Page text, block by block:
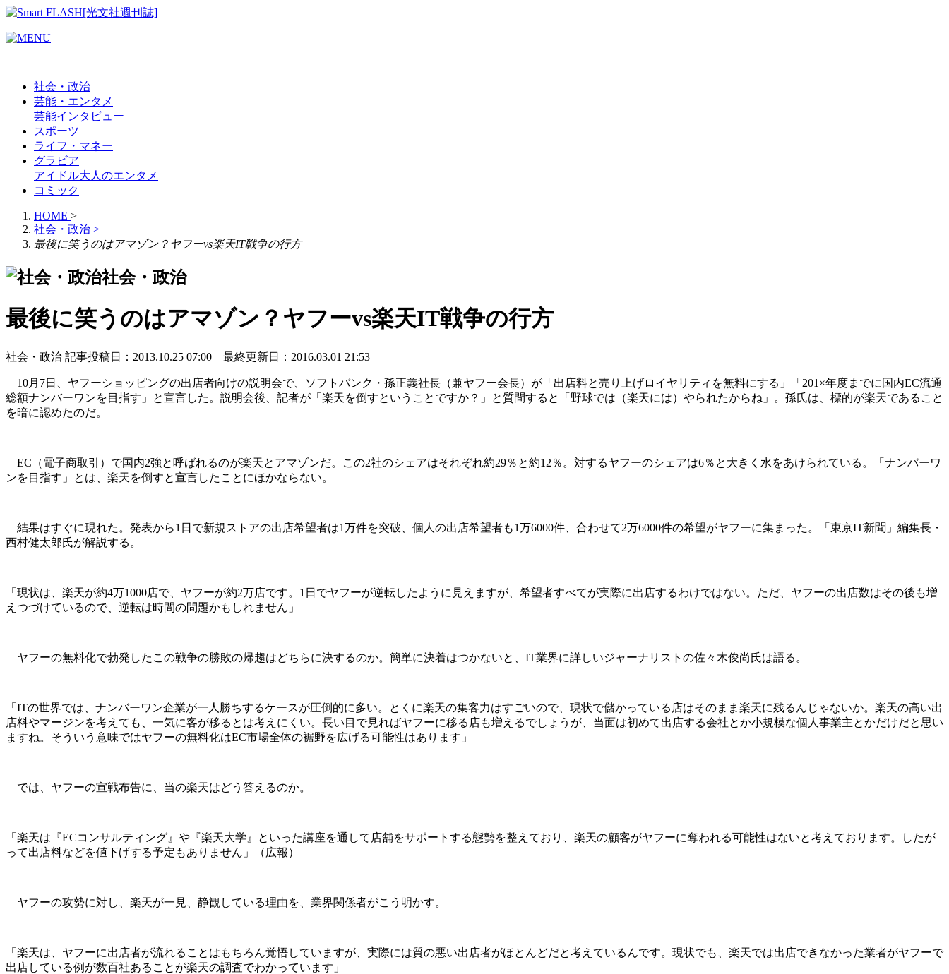
社会・政治
芸能・エンタメ
芸能インタビュー
スポーツ
ライフ・マネー
グラビア
アイドル大人のエンタメ
コミック
HOME >
社会・政治 >
最後に笑うのはアマゾン？ヤフーvs楽天IT戦争の行方
社会・政治
最後に笑うのはアマゾン？ヤフーvs楽天IT戦争の行方
社会・政治 記事投稿日：2013.10.25 07:00 最終更新日：2016.03.01 21:53
10月7日、ヤフーショッピングの出店者向けの説明会で、ソフトバンク・孫正義社長（兼ヤフー会長）が「出店料と売り上げロイヤリティを無料にする」「201×年度までに国内EC流通
総額ナンバーワンを目指す」と宣言した。説明会後、記者が「楽天を倒すということですか？」と質問すると「野球では（楽天には）やられたからね」。孫氏は、標的が楽天であること
を暗に認めたのだ。
EC（電子商取引）で国内2強と呼ばれるのが楽天とアマゾンだ。この2社のシェアはそれぞれ約29％と約12％。対するヤフーのシェアは6％と大きく水をあけられている。「ナンバーワ
ンを目指す」とは、楽天を倒すと宣言したことにほかならない。
結果はすぐに現れた。発表から1日で新規ストアの出店希望者は1万件を突破、個人の出店希望者も1万6000件、合わせて2万6000件の希望がヤフーに集まった。「東京IT新聞」編集長・
西村健太郎氏が解説する。
「現状は、楽天が約4万1000店で、ヤフーが約2万店です。1日でヤフーが逆転したように見えますが、希望者すべてが実際に出店するわけではない。ただ、ヤフーの出店数はその後も増
えつづけているので、逆転は時間の問題かもしれません」
ヤフーの無料化で勃発したこの戦争の勝敗の帰趨はどちらに決するのか。簡単に決着はつかないと、IT業界に詳しいジャーナリストの佐々木俊尚氏は語る。
「ITの世界では、ナンバーワン企業が一人勝ちするケースが圧倒的に多い。とくに楽天の集客力はすごいので、現状で儲かっている店はそのまま楽天に残るんじゃないか。楽天の高い出
店料やマージンを考えても、一気に客が移るとは考えにくい。長い目で見ればヤフーに移る店も増えるでしょうが、当面は初めて出店する会社とか小規模な個人事業主とかだけだと思い
ますね。そういう意味ではヤフーの無料化はEC市場全体の裾野を広げる可能性はあります」
では、ヤフーの宣戦布告に、当の楽天はどう答えるのか。
「楽天は『ECコンサルティング』や『楽天大学』といった講座を通して店舗をサポートする態勢を整えており、楽天の顧客がヤフーに奪われる可能性はないと考えております。したが
って出店料などを値下げする予定もありません」（広報）
ヤフーの攻勢に対し、楽天が一見、静観している理由を、業界関係者がこう明かす。
「楽天は、ヤフーに出店者が流れることはもちろん覚悟していますが、実際には質の悪い出店者がほとんどだと考えているんです。現状でも、楽天では出店できなかった業者がヤフーで
出店している例が数百社あることが楽天の調査でわかっています」